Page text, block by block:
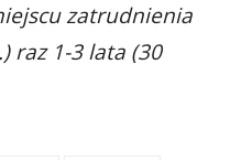
zatrudnienia
raz 1-3 lata (30